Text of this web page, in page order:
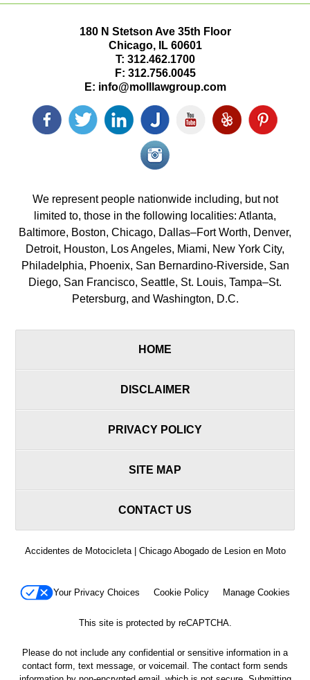
180 N Stetson Ave 35th Floor
Chicago, IL 60601
T: 312.462.1700
F: 312.756.0045
E: info@molllawgroup.com
Facebook
icon
Twitter
icon
LinkedIn
icon
Justia
icon
YouTube
icon
Yelp
icon
Pinterest
icon
Instagram<
icon/span>
We represent people nationwide including, but not
limited to, those in the following localities: Atlanta,
Baltimore, Boston, Chicago, Dallas–Fort Worth, Denver,
Detroit, Houston, Los Angeles, Miami, New York City,
Philadelphia, Phoenix, San Bernardino-Riverside, San
Diego, San Francisco, Seattle, St. Louis, Tampa–St.
Petersburg, and Washington, D.C.
HOME
DISCLAIMER
PRIVACY POLICY
SITE MAP
CONTACT US
Accidentes de Motocicleta | Chicago Abogado de Lesion en Moto
Your Privacy Choices Cookie Policy Manage Cookies
This site is protected by reCAPTCHA.
Please do not include any confidential or sensitive information in a
contact form, text message, or voicemail. The contact form sends